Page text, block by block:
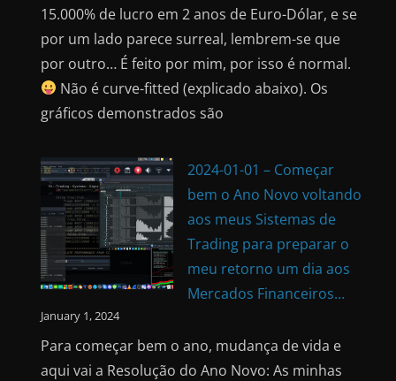
15.000% de lucro em 2 anos de Euro-Dólar, e se
por um lado parece surreal, lembrem-se que
por outro… É feito por mim, por isso é normal.
Não é curve-fitted (explicado abaixo). Os
gráficos demonstrados são
2024-01-01 – Começar
bem o Ano Novo voltando
aos meus Sistemas de
Trading para preparar o
meu retorno um dia aos
Mercados Financeiros…
January 1, 2024
Para começar bem o ano, mudança de vida e
aqui vai a Resolução do Ano Novo: As minhas